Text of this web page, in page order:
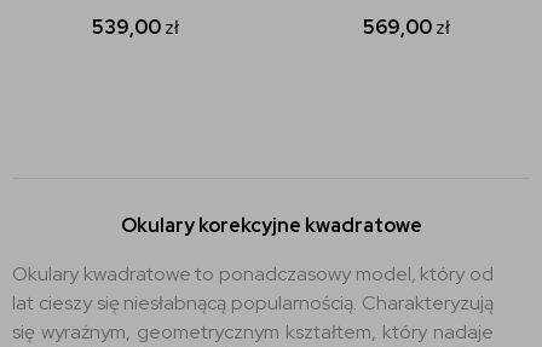
539,00zł
569,00zł
Okulary korekcyjne kwadratowe
Okulary kwadratowe to ponadczasowy model, który od
lat cieszy się niesłabnącą popularnością. Charakteryzują
się wyraźnym, geometrycznym kształtem, który nadaje